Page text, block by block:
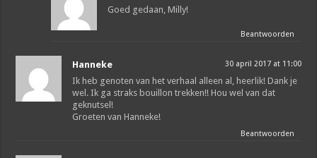
Goed gedaan, Milly!
Beantwoorden
Hanneke 30 april 2017 at 11:00
Ik heb genoten van het verhaal alleen al, heerlik! Dank je
wel. Ik ga straks bouillon trekken!! Hou wel van dat
geknutsel!
Groeten van Hanneke!
Beantwoorden